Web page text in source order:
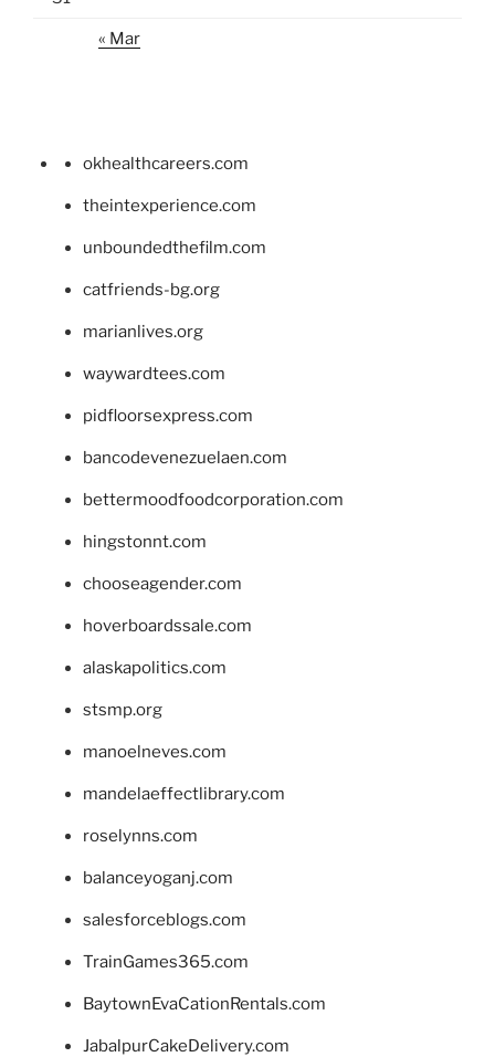
« Mar
okhealthcareers.com
theintexperience.com
unboundedthefilm.com
catfriends-bg.org
marianlives.org
waywardtees.com
pidfloorsexpress.com
bancodevenezuelaen.com
bettermoodfoodcorporation.com
hingstonnt.com
chooseagender.com
hoverboardssale.com
alaskapolitics.com
stsmp.org
manoelneves.com
mandelaeffectlibrary.com
roselynns.com
balanceyoganj.com
salesforceblogs.com
TrainGames365.com
BaytownEvaCationRentals.com
JabalpurCakeDelivery.com